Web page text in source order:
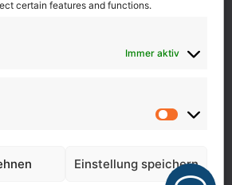
certain features and functions.
Immer aktiv
Einstellung speichern